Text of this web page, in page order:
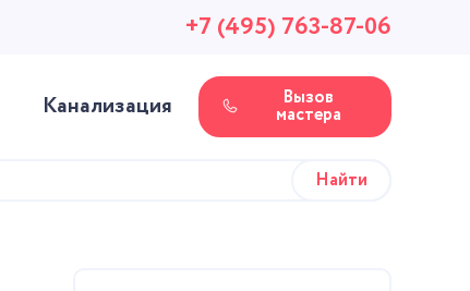
+7 (495) 763-87-06
Канализация Вызов
мастера